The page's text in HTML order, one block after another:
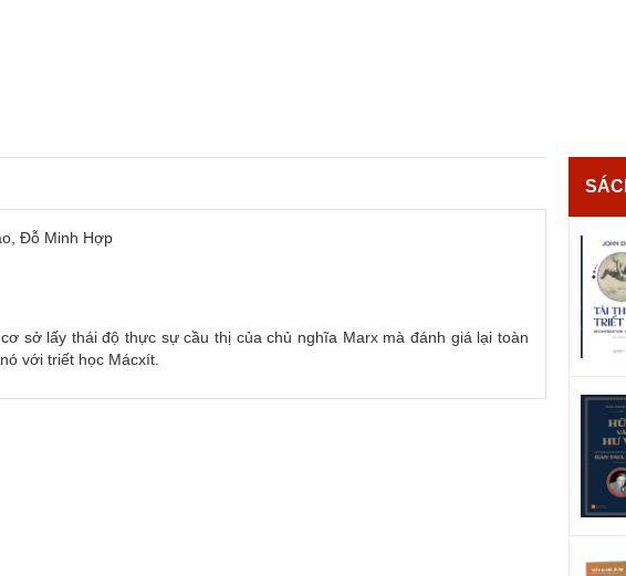
Đỗ Minh Hợp
sở lấy thái độ thực sự cầu thị của chủ nghĩa Marx mà đánh giá lại toàn
với triết học Mácxít.